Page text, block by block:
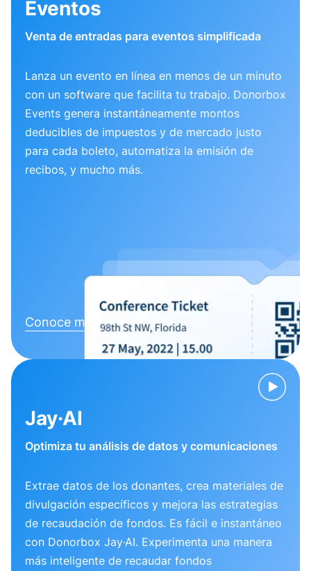
Eventos
Venta de entradas para eventos simplificada
Lanza un evento en línea en menos de un minuto
con un software que facilita tu trabajo. Donorbox
Events genera instantáneamente montos
deducibles de impuestos y de mercado justo
para cada boleto, automatiza la emisión de
recibos, y mucho más.
Conoce más
Jay·AI
Optimiza tu análisis de datos y comunicaciones
Extrae datos de los donantes, crea materiales de
divulgación específicos y mejora las estrategias
de recaudación de fondos. Es fácil e instantáneo
con Donorbox Jay·AI. Experimenta una manera
más inteligente de recaudar fondos